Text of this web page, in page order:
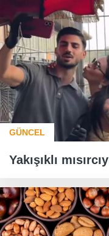
GÜNCEL
Yakışıklı